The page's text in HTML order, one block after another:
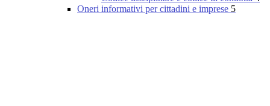
Oneri informativi per cittadini e imprese 5